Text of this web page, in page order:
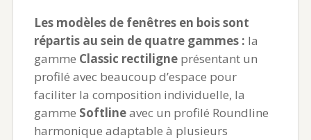
Les modèles de fenêtres en bois sont
répartis au sein de quatre gammes : la
gamme Classic rectiligneprésentant un
profilé avec beaucoup d’espace pour
faciliter la composition individuelle, la
gamme Softlineavec un profilé Roundline
harmonique adaptable à plusieurs